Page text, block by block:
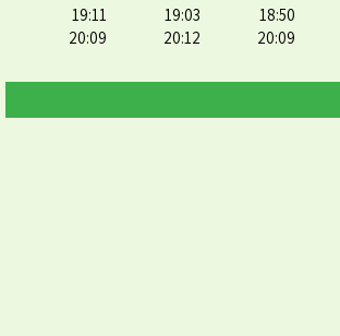
18:50
20:09
19:03
20:12
19:11
20:09